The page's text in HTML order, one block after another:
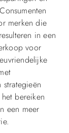
merken die
in een
voor
strategieën
bereiken
een meer